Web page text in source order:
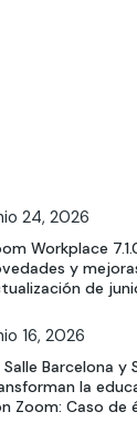
24, 2026
Workplace
y
de
16, 2026
Salle Barcelona y
la
Zoom: Caso de